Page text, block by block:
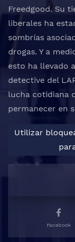
Freedgood. Su
liberales ha
sombrías
drogas. Y a
esto ha llevado
detective del
lucha cotidiana
permanecer en
Utilizar
Facebook